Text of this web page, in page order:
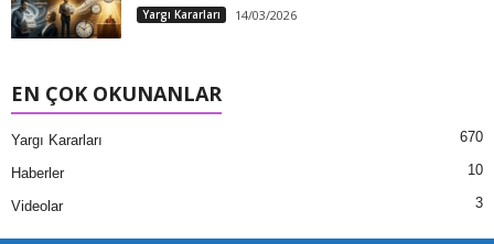
Yargı Kararları 14/03/2026
EN ÇOK OKUNANLAR
Yargı Kararları 670
Haberler 10
Videolar 3